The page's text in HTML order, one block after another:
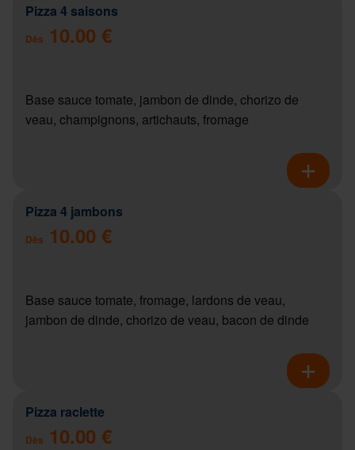
Pizza 4 saisons
Dès 10.00 €
Base sauce tomate, jambon de dinde, chorizo de
veau, champignons, artichauts, fromage
Pizza 4 jambons
Dès 10.00 €
Base sauce tomate, fromage, lardons de veau,
jambon de dinde, chorizo de veau, bacon de dinde
Pizza raclette
Dès 10.00 €